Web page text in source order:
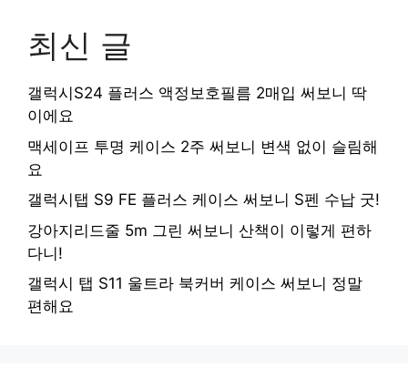
최신 글
갤럭시S24 플러스 액정보호필름 2매입 써보니 딱
이에요
맥세이프 투명 케이스 2주 써보니 변색 없이 슬림해
요
갤럭시탭 S9 FE 플러스 케이스 써보니 S펜 수납 굿!
강아지리드줄 5m 그린 써보니 산책이 이렇게 편하
다니!
갤럭시 탭 S11 울트라 북커버 케이스 써보니 정말
편해요